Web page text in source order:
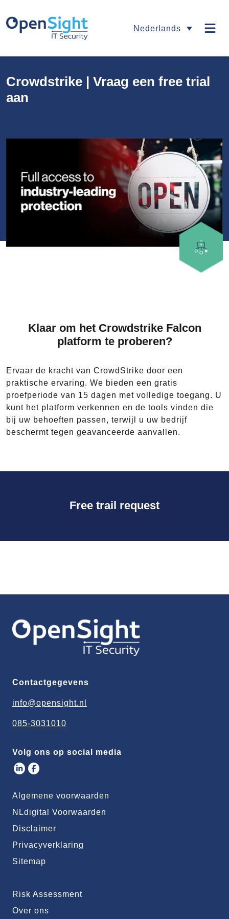
Nederlands
Crowdstrike | Vraag een free trial
aan
Klaar om het Crowdstrike Falcon
platform te proberen?
Ervaar de kracht van CrowdStrike door een
praktische ervaring. We bieden een gratis
proefperiode van 15 dagen met volledige toegang. U
kunt het platform verkennen en de tools vinden die
bij uw behoeften passen, terwijl u uw bedrijf
beschermt tegen geavanceerde aanvallen.
Free trail request
Contactgegevens
info@opensight.nl
085-3031010
Volg ons op social media
Algemene voorwaarden
NLdigital Voorwaarden
Disclaimer
Privacyverklaring
Sitemap
Risk Assessment
Over ons